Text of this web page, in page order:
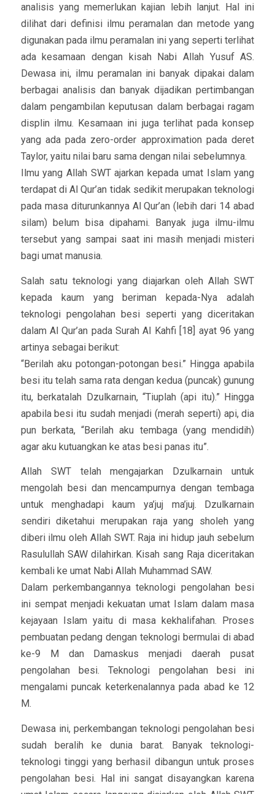
analisis yang memerlukan kajian lebih lanjut. Hal ini
dilihat dari definisi ilmu peramalan dan metode yang
digunakan pada ilmu peramalan ini yang seperti terlihat
ada kesamaan dengan kisah Nabi Allah Yusuf AS.
Dewasa ini, ilmu peramalan ini banyak dipakai dalam
berbagai analisis dan banyak dijadikan pertimbangan
dalam pengambilan keputusan dalam berbagai ragam
displin ilmu. Kesamaan ini juga terlihat pada konsep
yang ada pada zero-order approximation pada deret
Taylor, yaitu nilai baru sama dengan nilai sebelumnya.
Ilmu yang Allah SWT ajarkan kepada umat Islam yang
terdapat di Al Qur’an tidak sedikit merupakan teknologi
pada masa diturunkannya Al Qur’an (lebih dari 14 abad
silam) belum bisa dipahami. Banyak juga ilmu-ilmu
tersebut yang sampai saat ini masih menjadi misteri
bagi umat manusia.
Salah satu teknologi yang diajarkan oleh Allah SWT
kepada kaum yang beriman kepada-Nya adalah
teknologi pengolahan besi seperti yang diceritakan
dalam Al Qur’an pada Surah Al Kahfi [18] ayat 96 yang
artinya sebagai berikut:
“Berilah aku potongan-potongan besi.” Hingga apabila
besi itu telah sama rata dengan kedua (puncak) gunung
itu, berkatalah Dzulkarnain, “Tiuplah (api itu).” Hingga
apabila besi itu sudah menjadi (merah seperti) api, dia
pun berkata, “Berilah aku tembaga (yang mendidih)
agar aku kutuangkan ke atas besi panas itu”.
Allah SWT telah mengajarkan Dzulkarnain untuk
mengolah besi dan mencampurnya dengan tembaga
untuk menghadapi kaum ya’juj ma’juj. Dzulkarnain
sendiri diketahui merupakan raja yang sholeh yang
diberi ilmu oleh Allah SWT. Raja ini hidup jauh sebelum
Rasulullah SAW dilahirkan. Kisah sang Raja diceritakan
kembali ke umat Nabi Allah Muhammad SAW.
Dalam perkembangannya teknologi pengolahan besi
ini sempat menjadi kekuatan umat Islam dalam masa
kejayaan Islam yaitu di masa kekhalifahan. Proses
pembuatan pedang dengan teknologi bermulai di abad
ke-9 M dan Damaskus menjadi daerah pusat
pengolahan besi. Teknologi pengolahan besi ini
mengalami puncak keterkenalannya pada abad ke 12
M.
Dewasa ini, perkembangan teknologi pengolahan besi
sudah beralih ke dunia barat. Banyak teknologi-
teknologi tinggi yang berhasil dibangun untuk proses
pengolahan besi. Hal ini sangat disayangkan karena